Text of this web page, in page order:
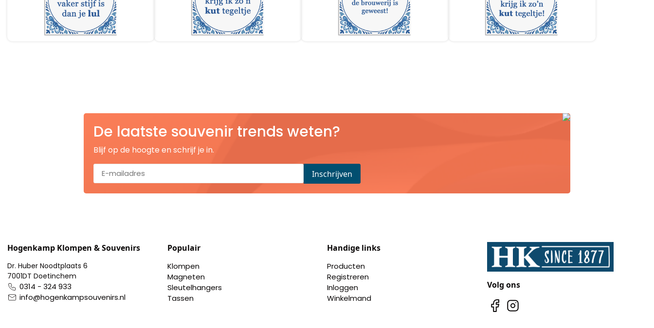
Stroopwafelblikken
Chocolade
Placemats
Tulp sloffen
De laatste souvenir trends weten?
Blijf op de hoogte en schrijf je in.
Hogenkamp Klompen & Souvenirs
Dr. Huber Noodtplaats 6
7001DT Doetinchem
0314 - 324 933
info@hogenkampsouvenirs.nl
Populair
Klompen
Magneten
Sleutelhangers
Tassen
Handige links
Producten
Registreren
Inloggen
Winkelmand
Volg ons